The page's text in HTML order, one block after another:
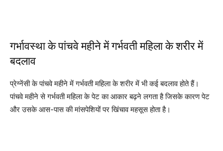
गर्भावस्था के पांचवे महीने में गर्भवती महिला के शरीर में
बदलाव
प्रेग्नेंसी के पांचवे महीने में गर्भवती महिला के शरीर में भी कई बदलाव होते हैं।
पांचवे महीने से गर्भवती महिला के पेट का आकार बढ़ने लगता है जिसके कारण पेट
और उसके आस-पास की मांसपेशियों पर खिंचाव महसूस होता है।